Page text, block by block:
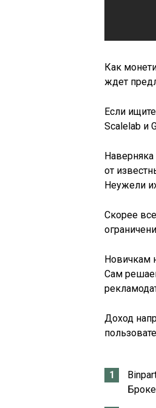
Как
ждет
Если
Scalelab и
от
Неужели
Скорее
Новичкам
Сам
Доход